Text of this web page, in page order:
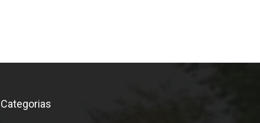
Categorias